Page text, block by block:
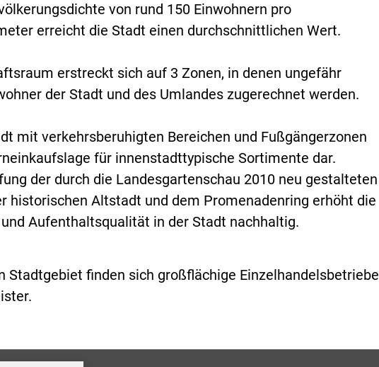
von rund 150 Einwohnern pro
erreicht die Stadt einen durchschnittlichen Wert.
erstreckt sich auf 3 Zonen, in denen ungefähr
der Stadt und des Umlandes zugerechnet werden.
mit verkehrsberuhigten Bereichen und Fußgängerzonen
für innenstadttypische Sortimente dar.
der durch die Landesgartenschau 2010 neu gestalteten
historischen Altstadt und dem Promenadenring erhöht die
Aufenthaltsqualität in der Stadt nachhaltig.
Stadtgebiet finden sich großflächige Einzelhandelsbetriebe